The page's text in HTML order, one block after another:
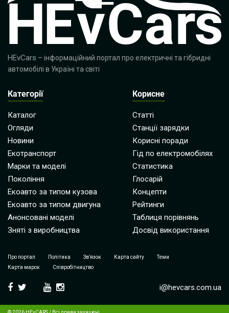
HEvCars – інформаційний портал про електричні та гібридні
автомобілі в Україні та світі
Категорії
Каталог
Огляди
Новини
Екотранспорт
Марки та моделі
Покоління
Екоавто за типом кузова
Екоавто за типом двигуна
Анонсовані моделі
Зняті з виробництва
Корисне
Статті
Станції зарядки
Корисні поради
Гід по електромобілях
Статистика
Глосарій
Концепти
Рейтинги
Таблиця порівнянь
Досвід використання
Про портал Політика Зв’язок Карта сайту
Теми
Карта марок
Співробітництво
i@hevcars.com.ua